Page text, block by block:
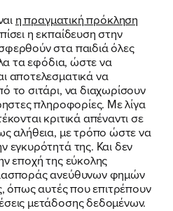
η πραγματική πρόκληση
η εκπαίδευση στην
στα παιδιά όλες
τα εφόδια, ώστε να
αποτελεσματικά να
το σιτάρι, να διαχωρίσουν
πληροφορίες. Με λίγα
κριτικά απέναντι σε
αλήθεια, με τρόπο ώστε να
εγκυρότητά της. Και δεν
εποχή της εύκολης
ανεύθυνων φημών
όπως αυτές που επιτρέπουν
μετάδοσης δεδομένων.